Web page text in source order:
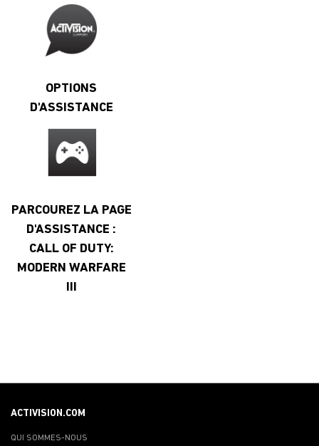
OPTIONS
D'ASSISTANCE
PARCOUREZ LA PAGE
D'ASSISTANCE :
CALL OF DUTY:
MODERN WARFARE
ACTIVISION.COM
QUI SOMMES-NOUS